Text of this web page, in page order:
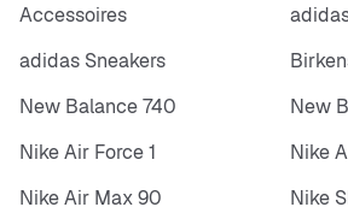
Accessoires
adidas Sneakers
New Balance 740
New
Nike Air Force 1
Nike
Nike Air Max 90
Nike